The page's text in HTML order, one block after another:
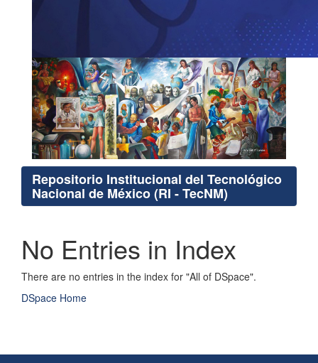
Repositorio Institucional del Tecnológico
Nacional de México (RI - TecNM)
No Entries in Index
There are no entries in the index for "All of DSpace".
DSpace Home